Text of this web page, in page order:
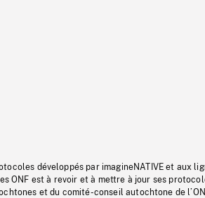
développés par imagineNATIVE et aux
ONF est à revoir et à mettre à jour ses
et du comité-conseil autochtone de